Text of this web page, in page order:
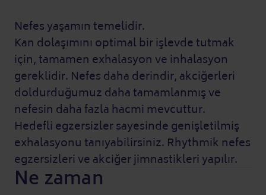
Nefes yaşamın temelidir.
Kan dolaşımını optimal bir işlevde tutmak
için, tamamen exhalasyon ve inhalasyon
gereklidir. Nefes daha derindir, akciğerleri
doldurduğumuz daha tamamlanmış ve
nefesin daha fazla hacmi mevcuttur.
Hedefli egzersizler sayesinde genişletilmiş
exhalasyonu tanıyabilirsiniz. Rhythmik nefes
egzersizleri ve akciğer jimnastikleri yapılır.
Ne zaman